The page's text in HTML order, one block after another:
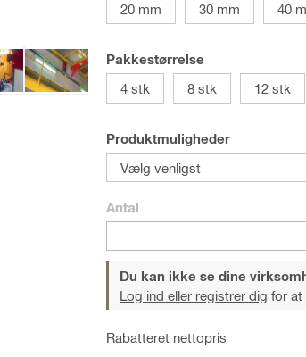
20 mm
30 mm 40
Pakkestørrelse
4 stk
8 stk 12 stk
Produktmuligheder
Vælg venligst
Antal
Du kan ikke se dine
Log ind eller registrer dig for at
Rabatteret nettopris